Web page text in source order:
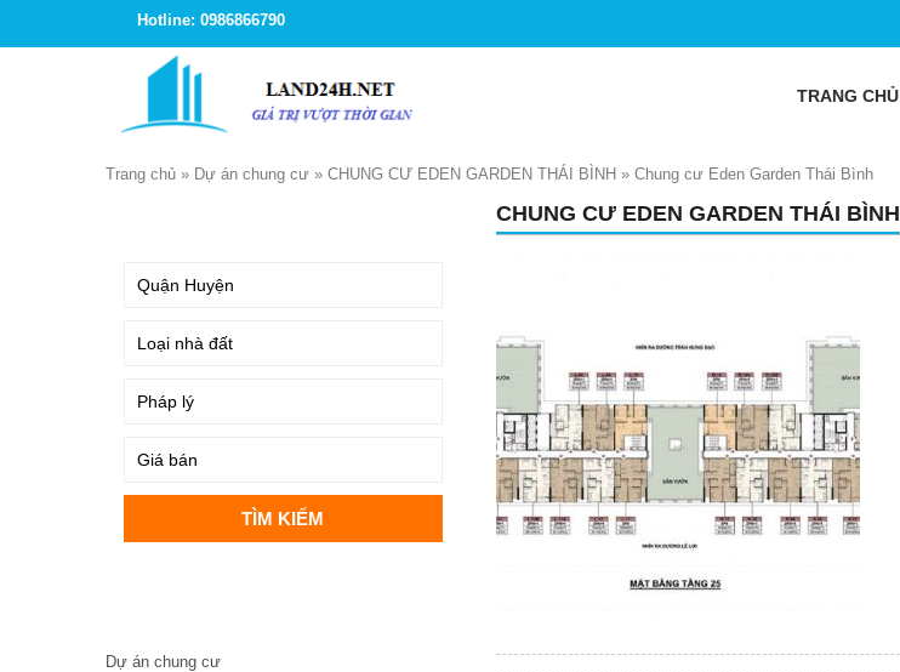
Hotline: 0986866790
TRANG CHỦ
Trang chủ » Dự án chung cư » CHUNG CƯ EDEN GARDEN THÁI BÌNH » Chung cư Eden Garden Thái Bình
CHUNG CƯ EDEN GARDEN THÁI BÌNH
Dự án chung cư